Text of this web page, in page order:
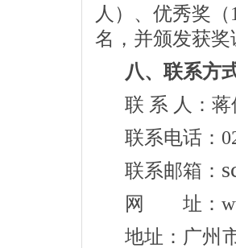
人）、优秀奖（
名，并颁发获奖
八、联系方
联 系 人：
联系电话：
联系邮箱：
网 址：
地址：广州